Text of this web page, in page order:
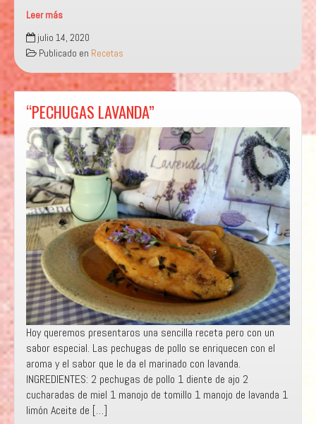
Leer más
«VASITOS
DE
CALABACÍN
CON
QUESO
DE
CABRA
Y
PICOTAS
DEL
JERTE
»
julio 14, 2020
Publicado en Recetas
“PECHUGAS LAVANDA”
Hoy queremos presentaros una sencilla receta pero con un
sabor especial. Las pechugas de pollo se enriquecen con el
aroma y el sabor que le da el marinado con lavanda.
INGREDIENTES: 2 pechugas de pollo 1 diente de ajo 2
cucharadas de miel 1 manojo de tomillo 1 manojo de lavanda 1
limón Aceite de […]